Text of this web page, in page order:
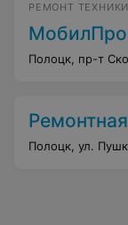
РЕМОНТ ТЕХНИКИ
Полоцк, пр-т
Полоцк, ул.